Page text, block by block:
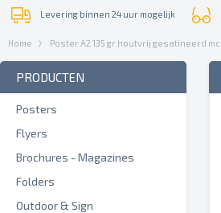
Levering binnen 24 uur mogelijk
Home Poster A2 135 gr houtvrij gesatineerd mc
PRODUCTEN
Posters
Flyers
Brochures - Magazines
Folders
Outdoor & Sign